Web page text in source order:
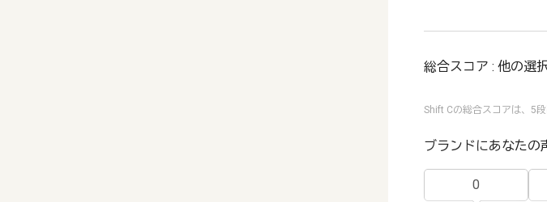
総合スコア : 他の選
Shift Cの総合スコアは、5
ブランドにあなたの
0